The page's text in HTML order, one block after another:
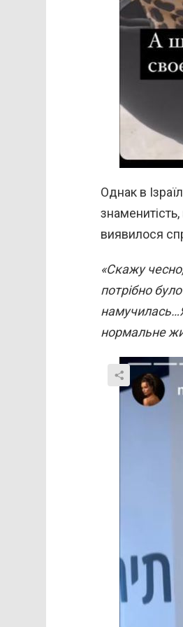
Однак в
виявилося
«Скажу
потрібно
нормальне